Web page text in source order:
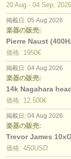
20 Aug - 04 Sep, 2026
掲載日: 05 Aug 2026
楽器の販売:
Pierre Naust
価格: 1950€
掲載日: 04 Aug 2026
楽器の販売:
14k Nagahara
価格: 12.500€
掲載日: 04 Aug 2026
楽器の販売:
Trevor James
価格: 450USD